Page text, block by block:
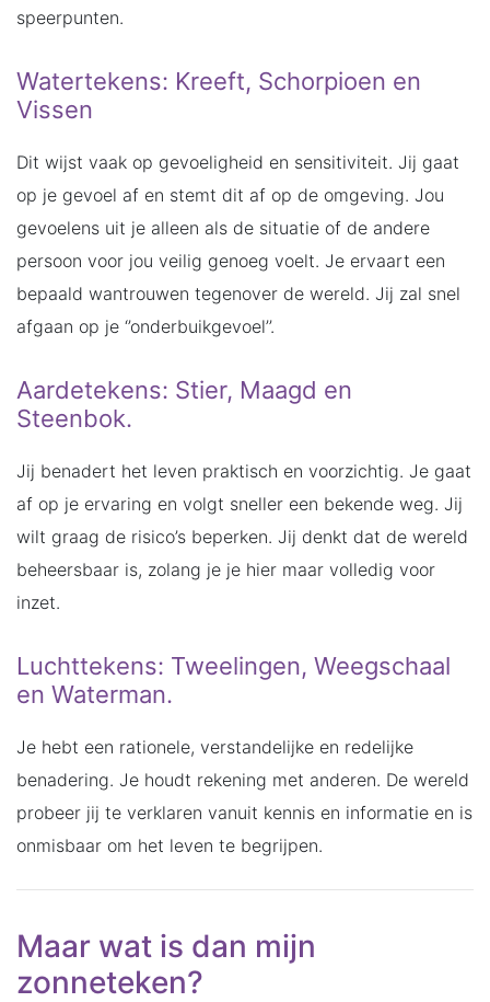
speerpunten.
Watertekens: Kreeft, Schorpioen en
Vissen
Dit wijst vaak op gevoeligheid en sensitiviteit. Jij gaat
op je gevoel af en stemt dit af op de omgeving. Jou
gevoelens uit je alleen als de situatie of de andere
persoon voor jou veilig genoeg voelt. Je ervaart een
bepaald wantrouwen tegenover de wereld. Jij zal snel
afgaan op je ‘’onderbuikgevoel’’.
Aardetekens: Stier, Maagd en
Steenbok.
Jij benadert het leven praktisch en voorzichtig. Je gaat
af op je ervaring en volgt sneller een bekende weg. Jij
wilt graag de risico’s beperken. Jij denkt dat de wereld
beheersbaar is, zolang je je hier maar volledig voor
inzet.
Luchttekens: Tweelingen, Weegschaal
en Waterman.
Je hebt een rationele, verstandelijke en redelijke
benadering. Je houdt rekening met anderen. De wereld
probeer jij te verklaren vanuit kennis en informatie en is
onmisbaar om het leven te begrijpen.
Maar wat is dan mijn
zonneteken?